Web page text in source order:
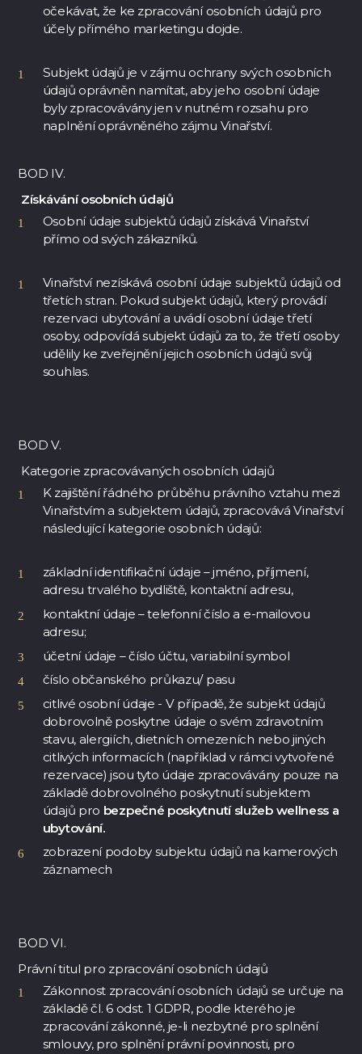
očekávat, že ke zpracování osobních údajů pro
účely přímého marketingu dojde.
Subjekt údajů je v zájmu ochrany svých osobních
údajů oprávněn namítat, aby jeho osobní údaje
byly zpracovávány jen v nutném rozsahu pro
naplnění oprávněného zájmu Vinařství.
BOD IV.
Získávání osobních údajů
Osobní údaje subjektů údajů získává Vinařství
přímo od svých zákazníků.
Vinařství nezískává osobní údaje subjektů údajů od
třetích stran. Pokud subjekt údajů, který provádí
rezervaci ubytování a uvádí osobní údaje třetí
osoby, odpovídá subjekt údajů za to, že třetí osoby
udělily ke zveřejnění jejich osobních údajů svůj
souhlas.
BOD V.
Kategorie zpracovávaných osobních údajů
K zajištění řádného průběhu právního vztahu mezi
Vinařstvím a subjektem údajů, zpracovává Vinařství
následující kategorie osobních údajů:
základní identifikační údaje – jméno, příjmení,
adresu trvalého bydliště, kontaktní adresu,
kontaktní údaje – telefonní číslo a e-mailovou
adresu;
účetní údaje – číslo účtu, variabilní symbol
číslo občanského průkazu/ pasu
citlivé osobní údaje - V případě, že subjekt údajů
dobrovolně poskytne údaje o svém zdravotním
stavu, alergiích, dietních omezeních nebo jiných
citlivých informacích (například v rámci vytvořené
rezervace) jsou tyto údaje zpracovávány pouze na
základě dobrovolného poskytnutí subjektem
údajů pro bezpečné poskytnutí služeb wellness a
ubytování.
zobrazení podoby subjektu údajů na kamerových
záznamech
BOD VI.
Právní titul pro zpracování osobních údajů
Zákonnost zpracování osobních údajů se určuje na
základě čl. 6 odst. 1 GDPR, podle kterého je
zpracování zákonné, je-li nezbytné pro splnění
smlouvy, pro splnění právní povinnosti, pro